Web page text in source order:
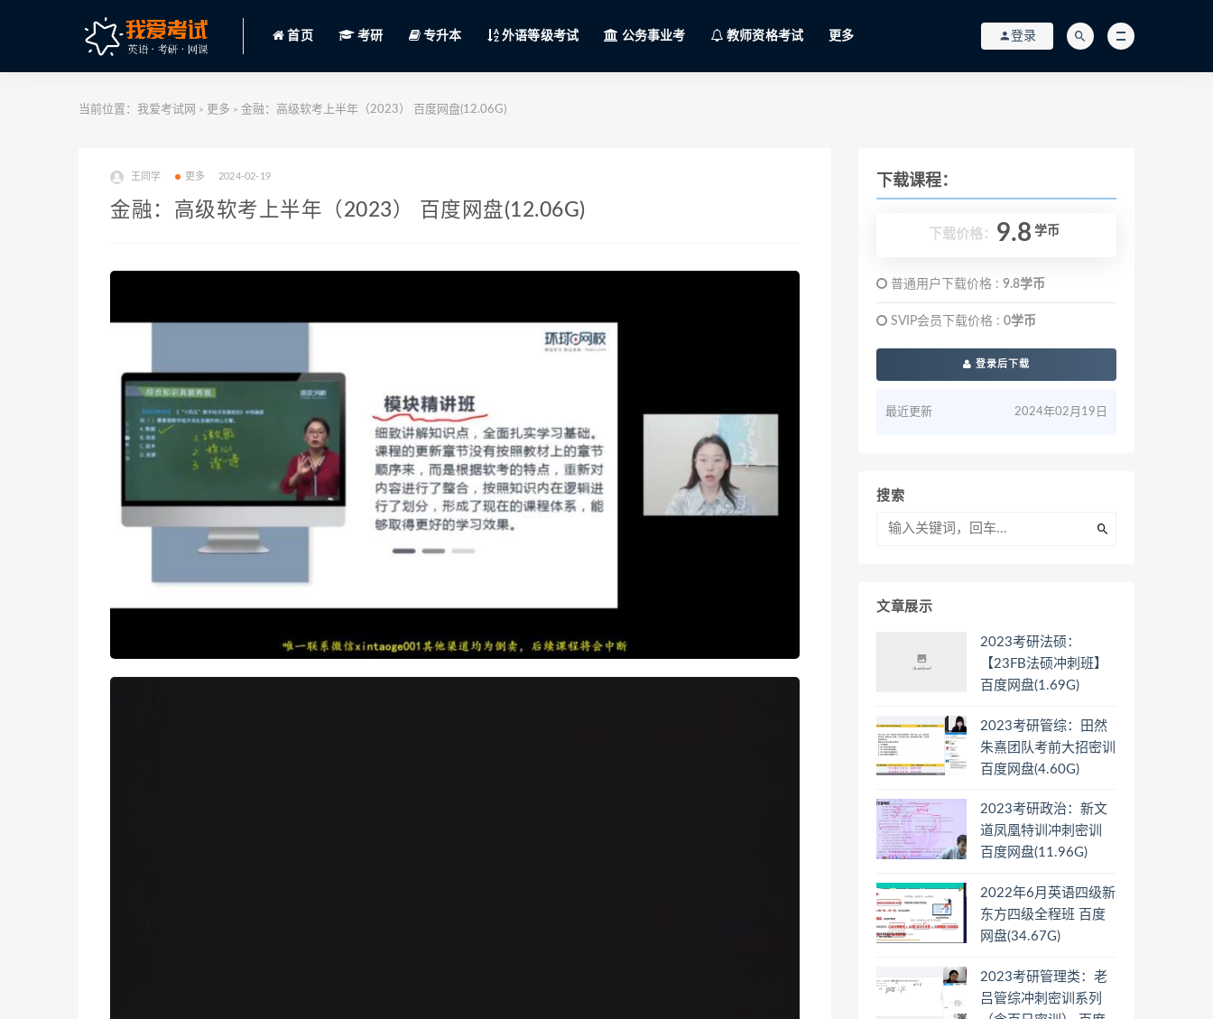
首页 考研 专升本 外语等级考试 公务事业考 教师资格考试 更多 登录
当前位置： 我爱考试网 > 更多 > 金融：高级软考上半年（2023） 百度网盘(12.06G)
王同学 更多 2024-02-19
金融：高级软考上半年（2023） 百度网盘(12.06G)
下载课程：
下载价格： 9.8 学币
普通用户下载价格 : 9.8学币
SVIP会员下载价格 : 0学币
登录后下载
最近更新 2024年02月19日
搜索
文章展示
2023考研法硕：
【23FB法硕冲刺班】
百度网盘(1.69G)
2023考研管综：田然
朱熹团队考前大招密训
百度网盘(4.60G)
2023考研政治：新文
道凤凰特训冲刺密训
百度网盘(11.96G)
2022年6月英语四级新
东方四级全程班 百度
网盘(34.67G)
2023考研管理类：老
吕管综冲刺密训系列